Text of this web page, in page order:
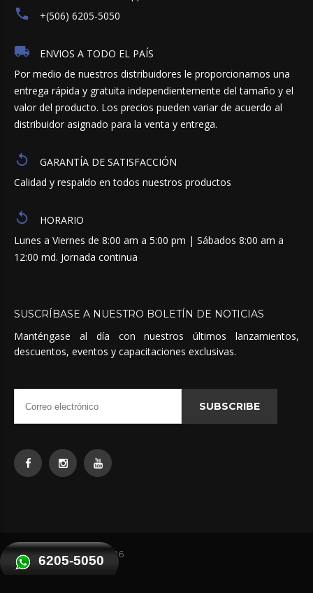
6205-5050
+(506) 6205-5050
ENVIOS A TODO EL PAÍS
Por medio de nuestros distribuidores le proporcionamos una
entrega rápida y gratuita independientemente del tamaño y el
valor del producto. Los precios pueden variar de acuerdo al
distribuidor asignado para la venta y entrega.
GARANTÍA DE SATISFACCIÓN
Calidad y respaldo en todos nuestros productos
HORARIO
Lunes a Viernes de 8:00 am a 5:00 pm | Sábados 8:00 am a
12:00 md. Jornada continua
SUSCRÍBASE A NUESTRO BOLETÍN DE NOTICIAS
Manténgase al día con nuestros últimos lanzamientos,
descuentos, eventos y capacitaciones exclusivas.
SUBSCRIBE
Quimicas Unidas © 2026